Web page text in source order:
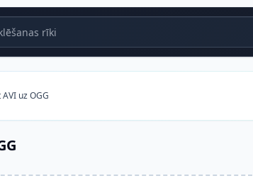
rīki
uz OGG